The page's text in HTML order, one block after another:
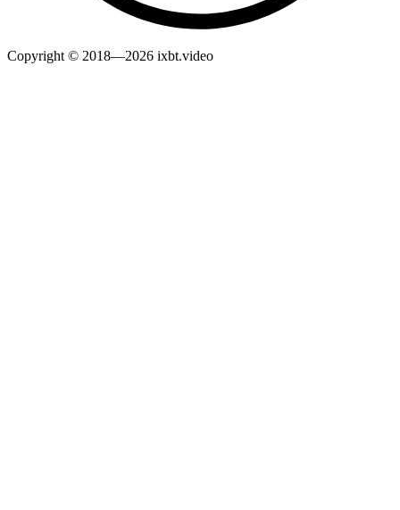
Copyright © 2018—2026 ixbt.video